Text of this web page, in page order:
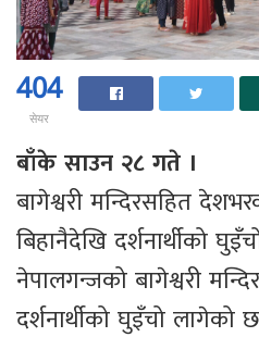
404
सेयर
बाँके साउन २८ गते ।
बागेश्वरी मन्दिरसहित
बिहानैदेखि दर्शनार्थीको
नेपालगन्जको बागेश्वरी
दर्शनार्थीको घुइँचो लागेको